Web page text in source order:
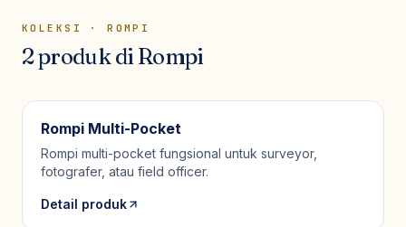
KOLEKSI ·ROMPI
2produkdiRompi
Rompi Multi-Pocket
Rompi multi-pocket fungsional untuk surveyor,
fotografer, atau field officer.
Detail produk